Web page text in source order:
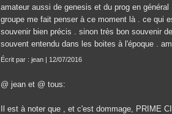
amateur aussi de genesis et du prog en
groupe me fait penser à ce moment là . ce qui
souvenir bien précis . sinon très bon souvenir
souvent entendu dans les boites à l'époque .
Écrit par : jean | 12/07/2016
@ jean et @ tous:
Il est à noter que , et c'est dommage, PRIME